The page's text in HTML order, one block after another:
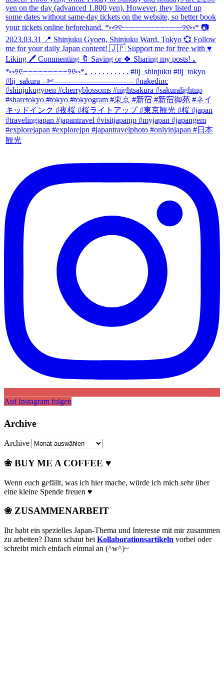
Auf Instagram folgen
Archive
Archive
❀ BUY ME A COFFEE ♥
Wenn euch gefällt, was ich hier mache, würde ich mich sehr über
eine kleine Spende freuen ♥
❀ ZUSAMMENARBEIT
Ihr habt ein spezielles Japan-Thema und Interesse mit mir zusammen
zu arbeiten? Dann schaut bei Kollaborationsartikeln vorbei oder
schreibt mich einfach einmal an (^w^)~